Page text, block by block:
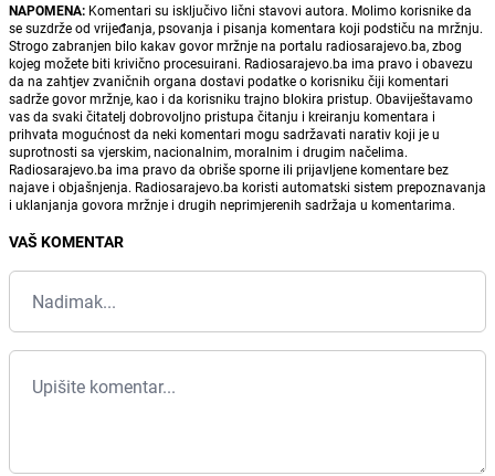
NAPOMENA: Komentari su isključivo lični stavovi autora. Molimo korisnike da
se suzdrže od vrijeđanja, psovanja i pisanja komentara koji podstiču na mržnju.
Strogo zabranjen bilo kakav govor mržnje na portalu radiosarajevo.ba, zbog
kojeg možete biti krivično procesuirani. Radiosarajevo.ba ima pravo i obavezu
da na zahtjev zvaničnih organa dostavi podatke o korisniku čiji komentari
sadrže govor mržnje, kao i da korisniku trajno blokira pristup. Obaviještavamo
vas da svaki čitatelj dobrovoljno pristupa čitanju i kreiranju komentara i
prihvata mogućnost da neki komentari mogu sadržavati narativ koji je u
suprotnosti sa vjerskim, nacionalnim, moralnim i drugim načelima.
Radiosarajevo.ba ima pravo da obriše sporne ili prijavljene komentare bez
najave i objašnjenja. Radiosarajevo.ba koristi automatski sistem prepoznavanja
i uklanjanja govora mržnje i drugih neprimjerenih sadržaja u komentarima.
VAŠ KOMENTAR